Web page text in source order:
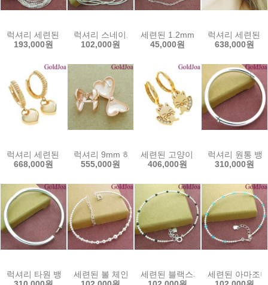
럭셔리 세련된 팔각볼 10줄 실버팔찌 (52077b) 선물용인기 골드조아
193,000원
럭셔리 스네이크 원통뱀줄 3줄 실버팔찌 (51853b)
102,000원
세련된 1.2mm 모즐 실버목걸이
45,000원
럭셔리 세련된
638,000원
럭셔리 세련된 하트 원터치 14k귀걸이 (s-a4113e) 14k이어링 골드조
668,000원
럭셔리 9mm 하트 원터치 14k귀걸이 (s-a3604-1e)
555,000원
세련된 고양이 원터치 큐빅 14k
406,000원
럭셔리 원통 뱅
310,000원
럭셔리 타원 뱅글 원터치 통팔찌 실버팔찌 (52332b) 선물인기 골드조
세련된 볼 체인 뱅글 실버팔찌 (52305b) 선물인기
세련된 블랙스피넬 볼 뱅글 실버
세련된 아마조